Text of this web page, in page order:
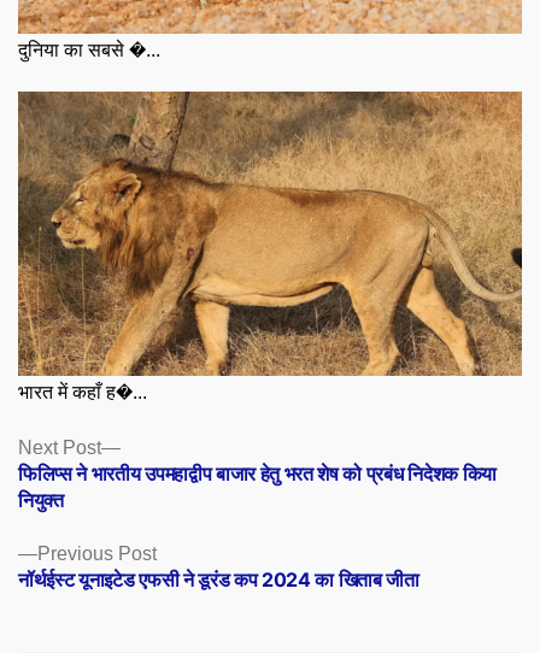
दुनिया का सबसे �...
भारत में कहाँ ह�...
Posts
navigation
Previous PostPrevious
post:
नॉर्थईस्ट यूनाइटेड एफसी ने डूरंड कप 2024 का खिताब जीता
Next Post
Next
post:
फिलिप्स ने भारतीय उपमहाद्वीप बाजार हेतु भरत शेष को प्रबंध निदेशक किया
नियुक्त